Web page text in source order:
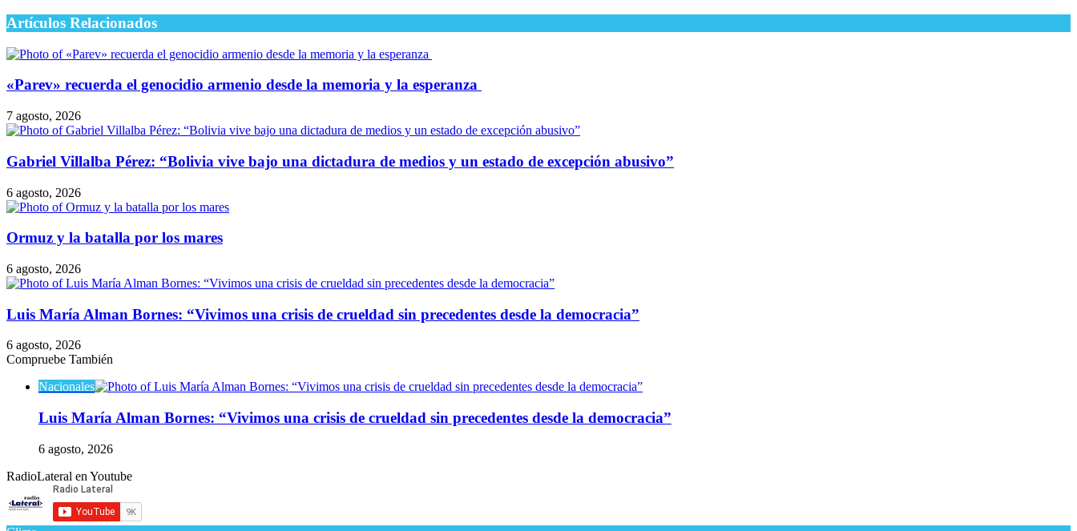
Artículos Relacionados
​«Parev» recuerda el genocidio armenio desde la memoria y la esperanza
7 agosto, 2026
Gabriel Villalba Pérez: “Bolivia vive bajo una dictadura de medios y un estado de excepción abusivo”
6 agosto, 2026
Ormuz y la batalla por los mares
6 agosto, 2026
Luis María Alman Bornes: “Vivimos una crisis de crueldad sin precedentes desde la democracia”
6 agosto, 2026
Compruebe También
Nacionales
Luis María Alman Bornes: “Vivimos una crisis de crueldad sin precedentes desde la democracia”
6 agosto, 2026
RadioLateral en Youtube